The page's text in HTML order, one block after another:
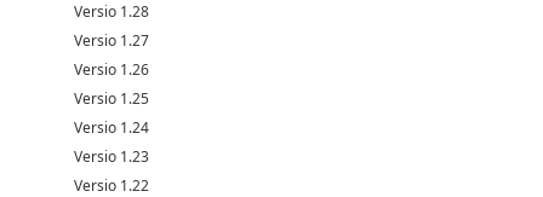
Versio 1.28
Versio 1.27
Versio 1.26
Versio 1.25
Versio 1.24
Versio 1.23
Versio 1.22